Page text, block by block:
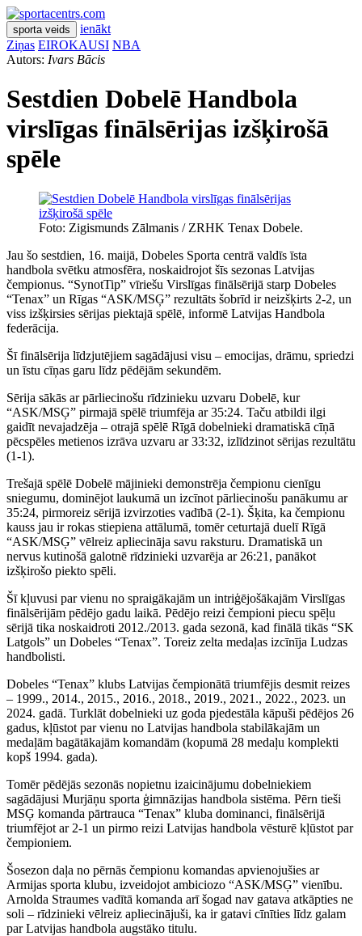
sporta veids
ienākt
Ziņas EIROKAUSI NBA
Autors: Ivars Bācis
Sestdien Dobelē Handbola
virslīgas finālsērijas izšķirošā
spēle
Foto: Zigismunds Zālmanis / ZRHK Tenax Dobele.
Jau šo sestdien, 16. maijā, Dobeles Sporta centrā valdīs īsta
handbola svētku atmosfēra, noskaidrojot šīs sezonas Latvijas
čempionus. “SynotTip” vīriešu Virslīgas finālsērijā starp Dobeles
“Tenax” un Rīgas “ASK/MSĢ” rezultāts šobrīd ir neizšķirts 2-2, un
viss izšķirsies sērijas piektajā spēlē, informē Latvijas Handbola
federācija.
Šī finālsērija līdzjutējiem sagādājusi visu – emocijas, drāmu, spriedzi
un īstu cīņas garu līdz pēdējām sekundēm.
Sērija sākās ar pārliecinošu rīdzinieku uzvaru Dobelē, kur
“ASK/MSĢ” pirmajā spēlē triumfēja ar 35:24. Taču atbildi ilgi
gaidīt nevajadzēja – otrajā spēlē Rīgā dobelnieki dramatiskā cīņā
pēcspēles metienos izrāva uzvaru ar 33:32, izlīdzinot sērijas rezultātu
(1-1).
Trešajā spēlē Dobelē mājinieki demonstrēja čempionu cienīgu
sniegumu, dominējot laukumā un izcīnot pārliecinošu panākumu ar
35:24, pirmoreiz sērijā izvirzoties vadībā (2-1). Šķita, ka čempionu
kauss jau ir rokas stiepiena attālumā, tomēr ceturtajā duelī Rīgā
“ASK/MSĢ” vēlreiz apliecināja savu raksturu. Dramatiskā un
nervus kutinošā galotnē rīdzinieki uzvarēja ar 26:21, panākot
izšķirošo piekto spēli.
Šī kļuvusi par vienu no spraigākajām un intriģējošākajām Virslīgas
finālsērijām pēdējo gadu laikā. Pēdējo reizi čempioni piecu spēļu
sērijā tika noskaidroti 2012./2013. gada sezonā, kad finālā tikās “SK
Latgols” un Dobeles “Tenax”. Toreiz zelta medaļas izcīnīja Ludzas
handbolisti.
Dobeles “Tenax” klubs Latvijas čempionātā triumfējis desmit reizes
– 1999., 2014., 2015., 2016., 2018., 2019., 2021., 2022., 2023. un
2024. gadā. Turklāt dobelnieki uz goda pjedestāla kāpuši pēdējos 26
gadus, kļūstot par vienu no Latvijas handbola stabilākajām un
medaļām bagātākajām komandām (kopumā 28 medaļu komplekti
kopš 1994. gada).
Tomēr pēdējās sezonās nopietnu izaicinājumu dobelniekiem
sagādājusi Murjāņu sporta ģimnāzijas handbola sistēma. Pērn tieši
MSĢ komanda pārtrauca “Tenax” kluba dominanci, finālsērijā
triumfējot ar 2-1 un pirmo reizi Latvijas handbola vēsturē kļūstot par
čempioniem.
Šosezon daļa no pērnās čempionu komandas apvienojušies ar
Armijas sporta klubu, izveidojot ambiciozo “ASK/MSĢ” vienību.
Arnolda Straumes vadītā komanda arī šogad nav gatava atkāpties ne
soli – rīdzinieki vēlreiz apliecinājuši, ka ir gatavi cīnīties līdz galam
par Latvijas handbola augstāko titulu.